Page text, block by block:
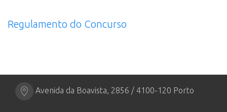
Regulamento do Concurso
Avenida da Boavista, 2856 / 4100-120 Porto